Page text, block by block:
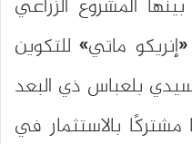
المشروع الزراعي
ماتي» للتكوين
بلعباس ذي البعد
مشتركًا بالاستثمار في